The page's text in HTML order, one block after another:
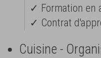
✓ Formation en
✓ Contrat
Cuisine -